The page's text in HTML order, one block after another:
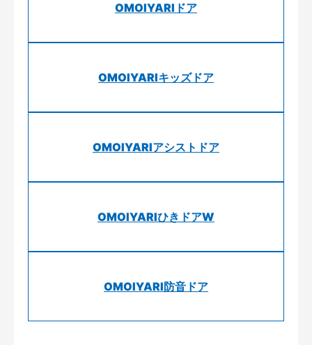
OMOIYARIドア
OMOIYARIキッズドア
OMOIYARIアシストドア
OMOIYARIひきドアW
OMOIYARI防音ドア